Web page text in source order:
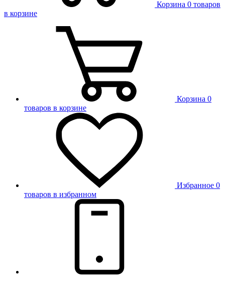
Корзина 0 товаров
в корзине
Корзина 0
товаров в корзине
Избранное 0
товаров в избранном